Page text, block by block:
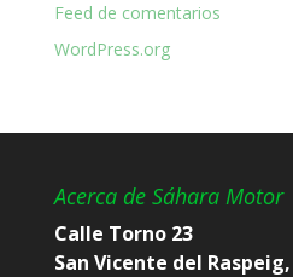
Feed de comentarios
WordPress.org
Acerca de Sáhara Motor
Calle Torno 23
San Vicente del Raspeig,